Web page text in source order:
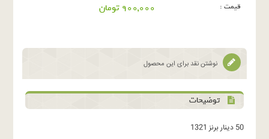
قیمت : 900,000 تومان
نوشتن نقد برای این محصول
توضیحات
50 دینار برنز 1321